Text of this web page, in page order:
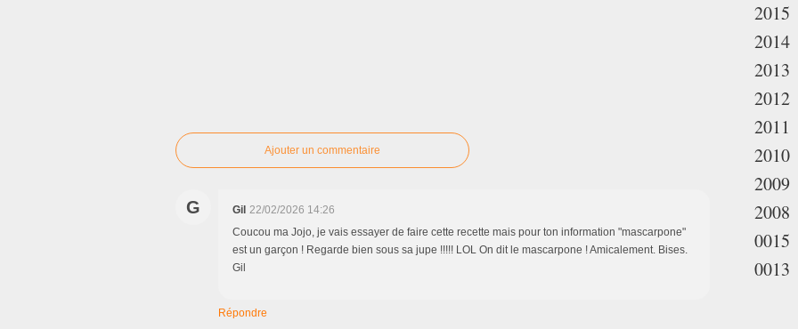
Ajouter un commentaire
G Gil 22/02/2026 14:26
Coucou ma Jojo, je vais essayer de faire cette recette mais pour ton information "mascarpone"
est un garçon ! Regarde bien sous sa jupe !!!!! LOL On dit le mascarpone ! Amicalement. Bises.
Gil
Répondre
2015
2014
2013
2012
2011
2010
2009
2008
0015
0013